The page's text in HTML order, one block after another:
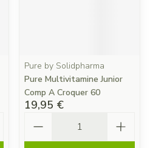
Pure by Solidpharma
Pure Multivitamine Junior
Comp A Croquer 60
19,95 €